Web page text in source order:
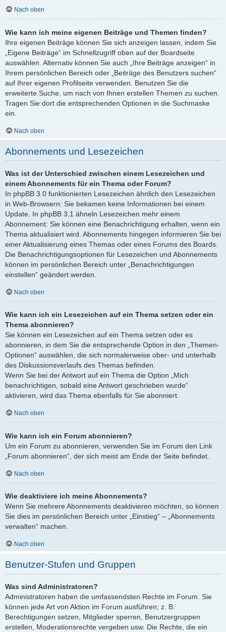
Nach oben
Wie kann ich meine eigenen Beiträge und Themen finden?
Ihre eigenen Beiträge können Sie sich anzeigen lassen, indem Sie
„Eigene Beiträge“ im Schnellzugriff oben auf der Boardseite
auswählen. Alternativ können Sie auch „Ihre Beiträge anzeigen“ in
Ihrem persönlichen Bereich oder „Beiträge des Benutzers suchen“
auf Ihrer eigenen Profilseite verwenden. Benutzen Sie die
erweiterte Suche, um nach von Ihnen erstellen Themen zu suchen.
Tragen Sie dort die entsprechenden Optionen in die Suchmaske
ein.
Nach oben
Abonnements und Lesezeichen
Was ist der Unterschied zwischen einem Lesezeichen und
einem Abonnements für ein Thema oder Forum?
In phpBB 3.0 funktionierten Lesezeichen ähnlich den Lesezeichen
in Web-Browsern: Sie bekamen keine Informationen bei einem
Update. In phpBB 3.1 ähneln Lesezeichen mehr einem
Abonnement: Sie können eine Benachrichtigung erhalten, wenn ein
Thema aktualisiert wird. Abonnements hingegen informieren Sie bei
einer Aktualisierung eines Themas oder eines Forums des Boards.
Die Benachrichtigungsoptionen für Lesezeichen und Abonnements
können im persönlichen Bereich unter „Benachrichtigungen
einstellen“ geändert werden.
Nach oben
Wie kann ich ein Lesezeichen auf ein Thema setzen oder ein
Thema abonnieren?
Sie können ein Lesezeichen auf ein Thema setzen oder es
abonnieren, in dem Sie die entsprechende Option in den „Themen-
Optionen“ auswählen, die sich normalerweise ober- und unterhalb
des Diskussionsverlaufs des Themas befinden.
Wenn Sie bei der Antwort auf ein Thema die Option „Mich
benachrichtigen, sobald eine Antwort geschrieben wurde“
aktivieren, wird das Thema ebenfalls für Sie abonniert.
Nach oben
Wie kann ich ein Forum abonnieren?
Um ein Forum zu abonnieren, verwenden Sie im Forum den Link
„Forum abonnieren“, der sich meist am Ende der Seite befindet.
Nach oben
Wie deaktiviere ich meine Abonnements?
Wenn Sie mehrere Abonnements deaktivieren möchten, so können
Sie dies im persönlichen Bereich unter „Einstieg“ – „Abonnements
verwalten“ machen.
Nach oben
Benutzer-Stufen und Gruppen
Was sind Administratoren?
Administratoren haben die umfassendsten Rechte im Forum. Sie
können jede Art von Aktion im Forum ausführen; z. B.
Berechtigungen setzen, Mitglieder sperren, Benutzergruppen
erstellen, Moderationsrechte vergeben usw. Die Rechte, die ein